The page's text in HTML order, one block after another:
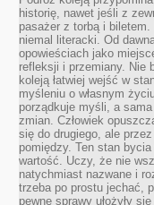
historię, nawet jeśli z
pasażer z torbą i
niemal literacki. Od
opowieściach jako
refleksji i przemiany. Nie
koleją łatwiej wejść w
myśleniu o własnym
porządkuje myśli, a
zmian. Człowiek
się do drugiego, ale
pomiędzy. Ten stan
wartość. Uczy, że nie
natychmiast nazwane i
trzeba po prostu jechać,
pewne sprawy ułożyły